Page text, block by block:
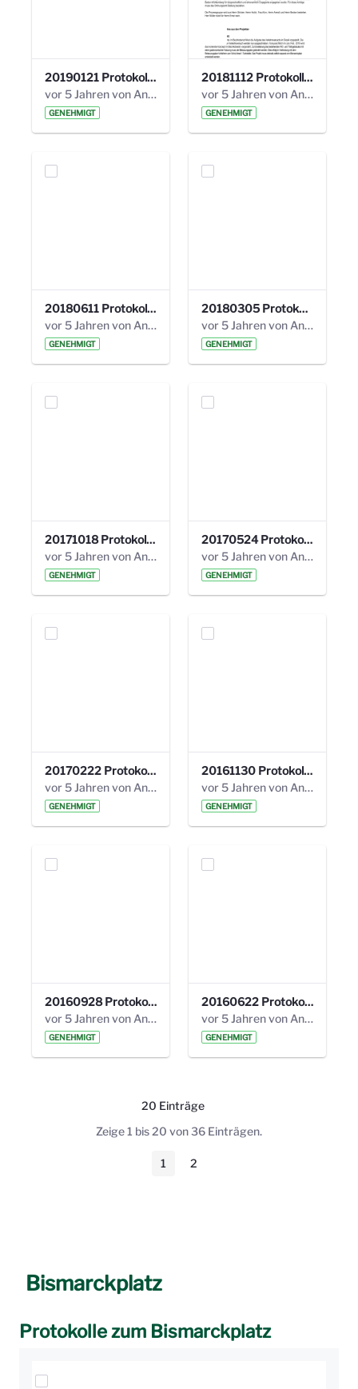
20190121 Protokoll 25. Steuerungskreis.pdf
vor 5 Jahren von Anni Schlumberger
GENEHMIGT
20181112 Protokoll 24. Steuerungskreis.pdf
vor 5 Jahren von Anni Schlumberger
GENEHMIGT
20180611 Protokoll 23. Steuerungskreis.pdf
vor 5 Jahren von Anni Schlumberger
GENEHMIGT
20180305 Protokoll 22. Steuerungskreis.pdf
vor 5 Jahren von Anni Schlumberger
GENEHMIGT
20171018 Protokoll 21. Steuerungskreis.pdf
vor 5 Jahren von Anni Schlumberger
GENEHMIGT
20170524 Protokoll 20. Steuerungskreis.pdf
vor 5 Jahren von Anni Schlumberger
GENEHMIGT
20170222 Protokoll 19. Steuerungskreis.pdf
vor 5 Jahren von Anni Schlumberger
GENEHMIGT
20161130 Protokoll 18. Steuerungskreis.pdf
vor 5 Jahren von Anni Schlumberger
GENEHMIGT
20160928 Protokoll 17. Steuerungskreis.pdf
vor 5 Jahren von Anni Schlumberger
GENEHMIGT
20160622 Protokoll 16. Steuerungskreis.pdf
vor 5 Jahren von Anni Schlumberger
GENEHMIGT
20 Einträge
Pro Seite
Zeige 1 bis 20 von 36 Einträgen.
Seite
1 Seite
2
Bismarckplatz
Protokolle zum Bismarckplatz
Elemente auswählen